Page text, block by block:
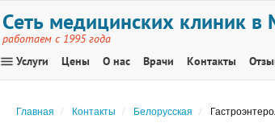
Сеть медицинских клиник в
работаем с 1995 года
menu Услуги Цены О нас Врачи Контакты
Главная Контакты Белорусская